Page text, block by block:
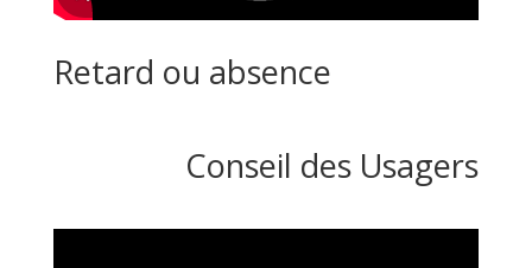
Retard ou absence
Conseil des Usagers